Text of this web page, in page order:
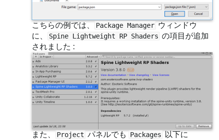
こちらの例では、 Package Manager ウィンドウ
に、
Spine Lightweight RP Shaders の項目が追加
されました :
また、 Project パネルでも Packages 以下に